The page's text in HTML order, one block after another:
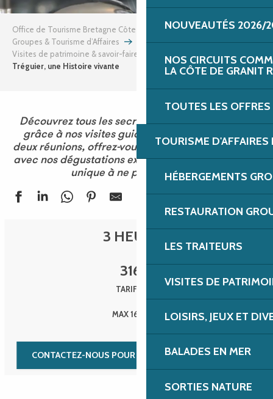
NOUVEAUTÉS 2026/
NOS CIRCUITS
LA CÔTE DE GRANIT
TOUTES LES
TOURISME
HÉBERGEMENTS
RESTAURATION
LES TRAITEURS
VISITES DE
LOISIRS, JEUX ET
BALADES EN MER
SORTIES NATURE
Office de Tourisme Bretagne Côte de Granit Rose
Groupes & Tourisme d’Affaires
Team building et incentives
Visites de patrimoine & savoir-faire
Tréguier, une Histoire vivante
Découvrez tous les secrets des lieux historiques
grâce à nos visites guidées captivantes. Entre
deux réunions, offrez-vous une pause bien méritée
avec nos dégustations exclusives. Une expérience
unique à ne pas manquer !
3 HEURES
316 €
TARIF 2025
MAX 16 PERS.
CONTACTEZ-NOUS POUR VOTRE TEAM BUILDING